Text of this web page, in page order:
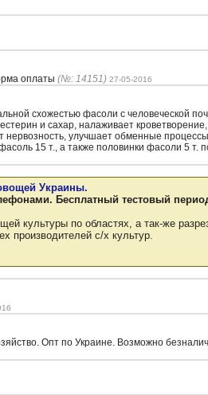
оплаты (№: 14151) 27-05-2016
схожестью фасоли с человеческой
и сахар, налаживает кроветворение,
нервозность, улучшает обменные
15 т., а также половинки фасоли 5 т.
Украины.
Бесплатный тестовый
культуры по областях, а так-же
производителей с/х культур.
Опт по Украине. Возможно